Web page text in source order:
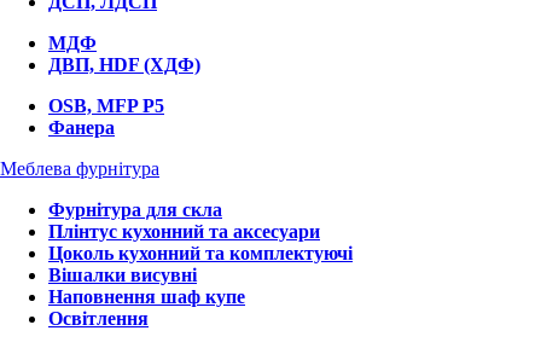
МДФ
ДВП, HDF (ХДФ)
OSB, MFP P5
Фанера
Меблева фурнітура
Фурнітура для скла
Плінтус кухонний та аксесуари
Цоколь кухонний та комплектуючі
Вішалки висувні
Наповнення шаф купе
Освітлення